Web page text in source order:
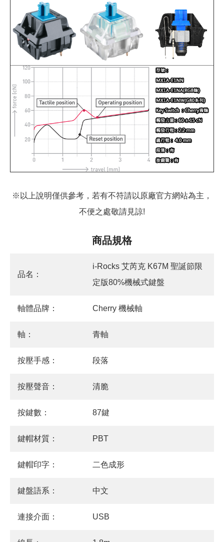
※以上說明僅供參考，若有不符請以原廠官方網站為主，
不便之處敬請見諒!
商品規格
品名：
i-Rocks 艾芮克 K67M 聖誕節限
定版80%機械式鍵盤
軸體品牌： Cherry 機械軸
軸： 青軸
按壓手感： 段落
按壓聲音： 清脆
按鍵數： 87鍵
鍵帽材質： PBT
鍵帽印字： 二色成形
鍵盤語系： 中文
連接介面： USB